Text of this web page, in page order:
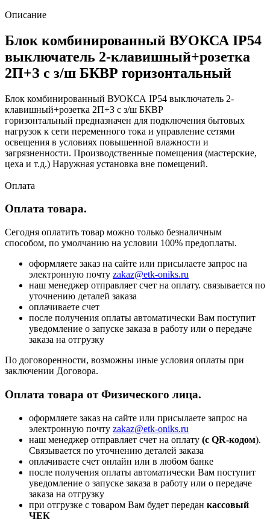
Описание
Блок комбинированный ВУОКСА IP54
выключатель 2-клавишный+розетка
2П+З с з/ш БКВР горизонтальный
Блок комбинированный ВУОКСА IP54 выключатель 2-
клавишный+розетка 2П+З с з/ш БКВР
горизонтальный предназначен для подключения бытовых
нагрузок к сети переменного тока и управление сетями
освещения в условиях повышенной влажности и
загрязненности. Производственные помещения (мастерские,
цеха и т.д.) Наружная установка вне помещений.
Оплата
Оплата товара.
Сегодня оплатить товар можно только безналичным
способом, по умолчанию на условии 100% предоплаты.
оформляете заказ на сайте или присылаете запрос на
электронную почту zakaz@etk-oniks.ru
наш менеджер отправляет счет на оплату. связывается по
уточнению деталей заказа
оплачиваете счет
после получения оплаты автоматически Вам поступит
уведомление о запуске заказа в работу или о передаче
заказа на отгрузку
По договоренности, возможны иные условия оплаты при
заключении Договора.
Оплата товара от Физического лица.
оформляете заказ на сайте или присылаете запрос на
электронную почту zakaz@etk-oniks.ru
наш менеджер отправляет счет на оплату (с QR-кодом).
Связывается по уточнению деталей заказа
оплачиваете счет онлайн или в любом банке
после получения оплаты автоматически Вам поступит
уведомление о запуске заказа в работу или о передаче
заказа на отгрузку
при отгрузке с товаром Вам будет передан кассовый
ЧЕК